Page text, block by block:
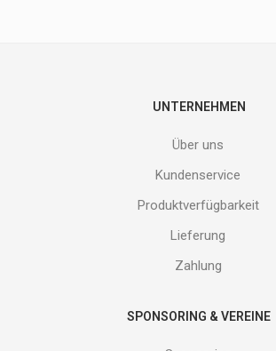
UNTERNEHMEN
Über uns
Kundenservice
Produktverfügbarkeit
Lieferung
Zahlung
SPONSORING & VEREINE